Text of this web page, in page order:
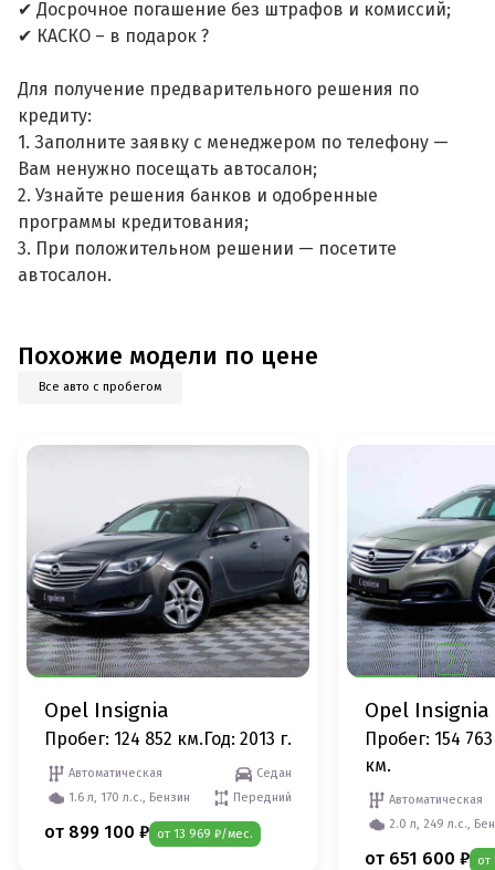
✔ Досрочное погашение без штрафов и комиссий;
✔ КАСКО – в подарок ?
Для получение предварительного решения по
кредиту:
1. Заполните заявку с менеджером по телефону —
Вам ненужно посещать автосалон;
2. Узнайте решения банков и одобренные
программы кредитования;
3. При положительном решении — посетите
автосалон.
Похожие модели по цене
Все авто с пробегом
Opel Insignia
Пробег: 124 852 км.Год: 2013 г.
Автоматическая
Седан
1.6 л, 170 л.с., Бензин
Передний
от 899 100 ₽ от 13 969 ₽/мес.
Opel Insignia
Пробег: 154 763
км.
Автоматическая
2.0 л, 249 л.с.,
от 651 600 ₽ от